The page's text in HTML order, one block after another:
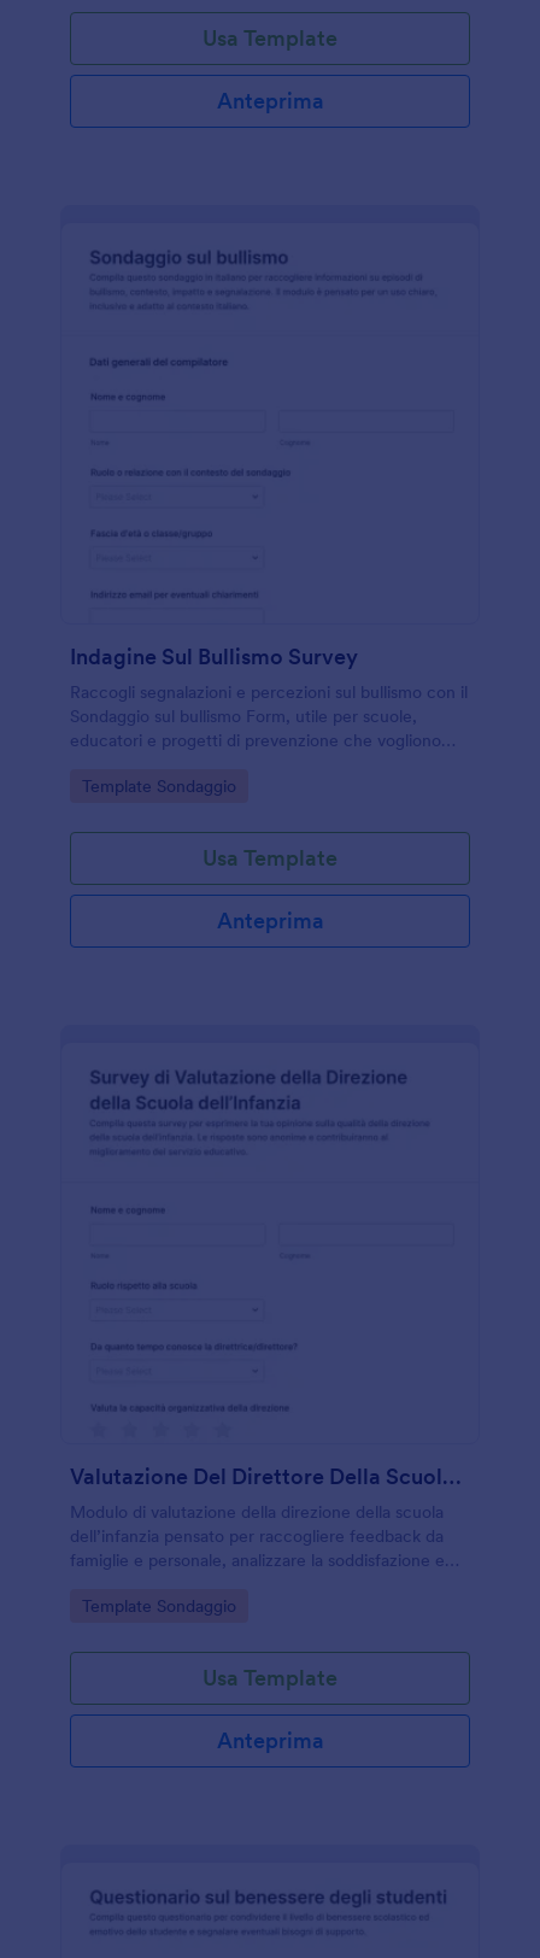
Usa Template
Anteprima
Indagine Sul Bullismo Survey
Raccogli segnalazioni e percezioni sul bullismo con il
Sondaggio sul bullismo Form, utile per scuole,
educatori e progetti di prevenzione che vogliono
Go to Category:
Template Sondaggio
Usa Template
Anteprima
Valutazione Del Direttore Della Scuola Dell’Infanzia
Modulo di valutazione della direzione della scuola
dell’infanzia pensato per raccogliere feedback da
famiglie e personale, analizzare la soddisfazione e
semplice e ordinato.
Go to Category:
Template Sondaggio
Usa Template
Anteprima